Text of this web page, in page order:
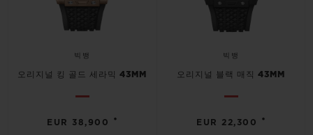
빅뱅
오리지널 킹 골드 세라믹 43MM
EUR 38,900 •
빅뱅
오리지널 블랙 매직 43MM
EUR 22,300 •
부티크 검색